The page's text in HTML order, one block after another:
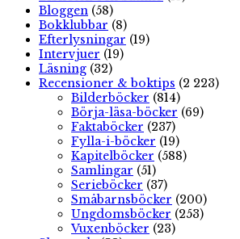
Bloggen (58)
Bokklubbar (8)
Efterlysningar (19)
Intervjuer (19)
Läsning (32)
Recensioner & boktips (2 223)
Bilderböcker (814)
Börja-läsa-böcker (69)
Faktaböcker (237)
Fylla-i-böcker (19)
Kapitelböcker (588)
Samlingar (51)
Serieböcker (37)
Småbarnsböcker (200)
Ungdomsböcker (253)
Vuxenböcker (23)